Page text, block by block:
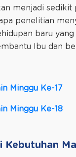
menjadi
penelitian
baru
Ibu dan
Minggu Ke-17
Minggu Ke-18
Kebutuhan